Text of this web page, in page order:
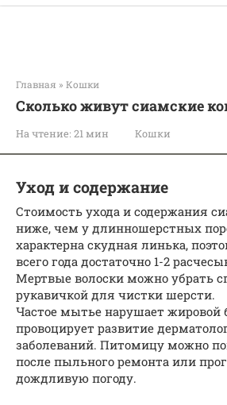
Главная » Кошки
Сколько живут сиамские
На чтение: 21 мин Кошки
Уход и содержание
Стоимость ухода и содержания
ниже, чем у длинношерстных
характерна скудная линька,
всего года достаточно 1-2
Мертвые волоски можно убрать
рукавичкой для чистки шерсти.
Частое мытье нарушает жировой
провоцирует развитие
заболеваний. Питомицу можно
после пыльного ремонта или
дождливую погоду.